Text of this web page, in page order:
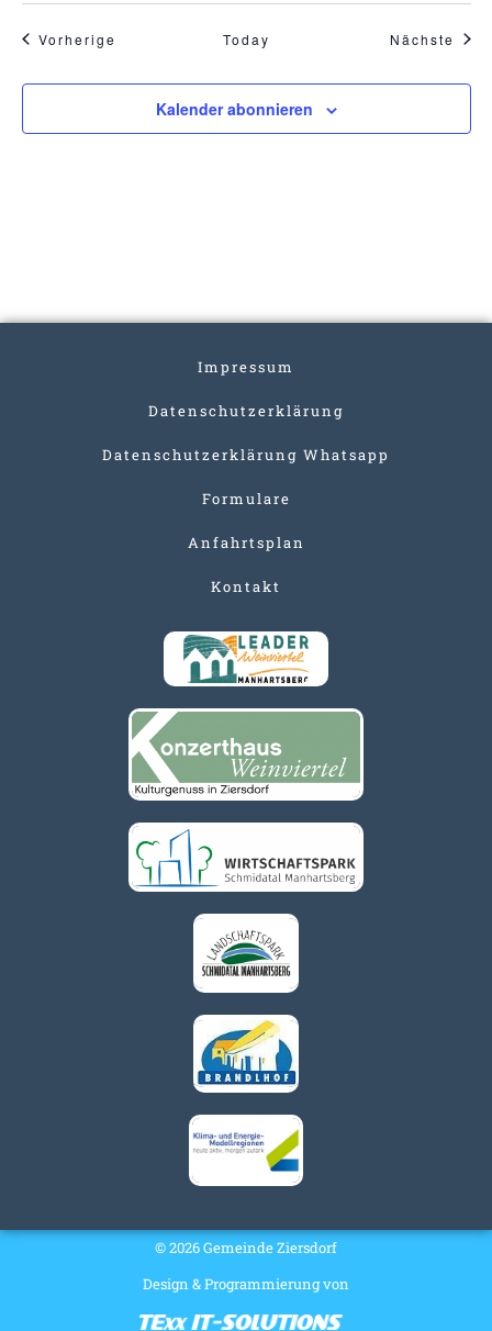
Vorherige VeranstaltungenToday Nächste
Kalender abonnieren
Impressum
Datenschutzerklärung
Datenschutzerklärung Whatsapp
Formulare
Anfahrtsplan
Kontakt
© 2026 Gemeinde Ziersdorf
Design & Programmierung von